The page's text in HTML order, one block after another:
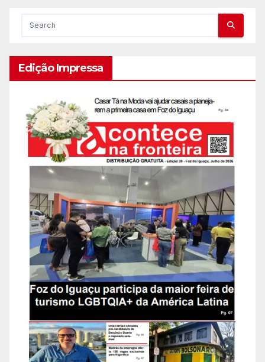
Edição Impressa